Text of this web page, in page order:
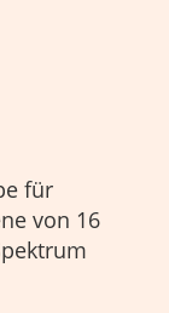
für
von 16